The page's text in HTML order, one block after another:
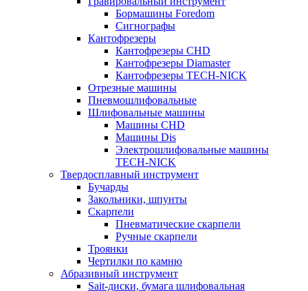
Бормашины Foredom
Сигнографы
Кантофрезеры
Кантофрезеры CHD
Кантофрезеры Diamaster
Кантофрезеры TECH-NICK
Отрезные машины
Пневмошлифовальные
Шлифовальные машины
Машины CHD
Машины Dis
Электрошлифовальные машины
TECH-NICK
Твердосплавный инструмент
Бучарды
Закольники, шпунты
Скарпели
Пневматические скарпели
Ручные скарпели
Троянки
Чертилки по камню
Абразивный инструмент
Sait-диски, бумага шлифовальная